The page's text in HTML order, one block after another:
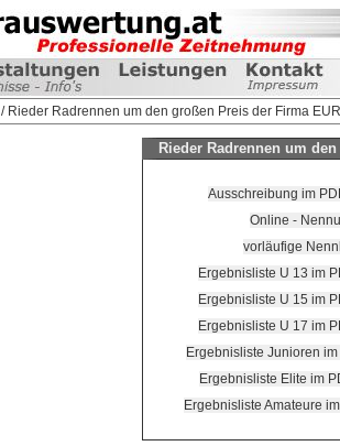
/ Rieder Radrennen um den großen Preis der Firma
Rieder Radrennen um
Ausschreibung im
Online -
vorläufige
Ergebnisliste U 13 im
Ergebnisliste U 15 im
Ergebnisliste U 17 im
Ergebnisliste Junioren
Ergebnisliste Elite im
Ergebnisliste Amateure